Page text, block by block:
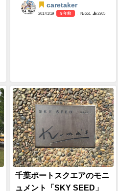
caretaker
2017/1/19 9 年前 - №551 2365
千葉ポートスクエアのモニ
ュメント「SKY SEED」